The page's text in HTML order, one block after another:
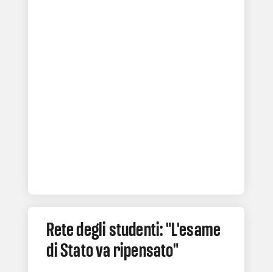
Rete degli studenti: "L'esame
di Stato va ripensato"